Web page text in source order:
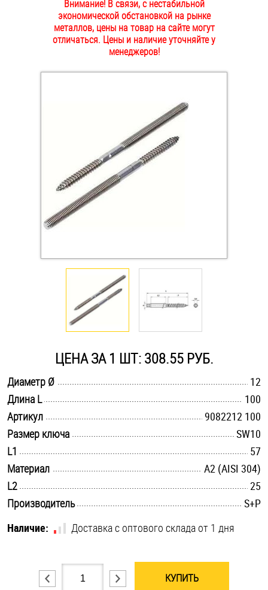
ОПЛАТА И ДОСТАВКА
НАШИ МАГАЗИНЫ
Втулки
Заклепки (Гайки-Заклепки)
Инструмент
Крюки, кольца с метрической резьбой
Крюки, кольца с шурупной резьбой
Оснастка и аксессуары для яхт
Саморезы и шурупы
Стопорные кольца
Такелаж
Хомуты
Шайбы
Шпильки
Штифты и пальцы
Внимание! В связи, с нестабильной
экономической обстановкой на рынке
металлов, цены на товар на сайте могут
отличаться. Цены и наличие уточняйте у
менеджеров!
ЦЕНА ЗА 1 ШТ: 308.55 РУБ.
Диаметр Ø
12
Длина L
100
Артикул
9082212 100
Размер ключа
SW10
L1
57
Материал
А2 (AISI 304)
L2
25
Производитель
S+P
Наличие:
Доставка с оптового склада от 1 дня
КУПИТЬ